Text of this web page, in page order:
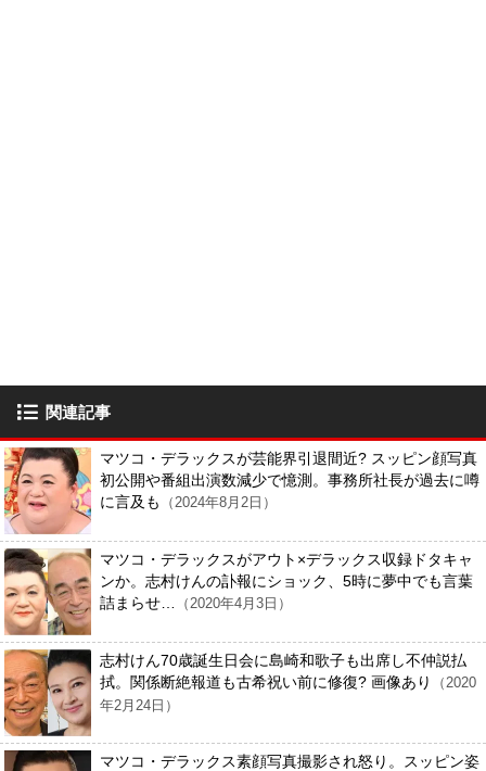
関連記事
マツコ・デラックスが芸能界引退間近? スッピン顔写真
初公開や番組出演数減少で憶測。事務所社長が過去に噂
に言及も
（2024年8月2日）
マツコ・デラックスがアウト×デラックス収録ドタキャ
ンか。志村けんの訃報にショック、5時に夢中でも言葉
詰まらせ…
（2020年4月3日）
志村けん70歳誕生日会に島崎和歌子も出席し不仲説払
拭。関係断絶報道も古希祝い前に修復? 画像あり
（2020
年2月24日）
マツコ・デラックス素顔写真撮影され怒り。スッピン姿